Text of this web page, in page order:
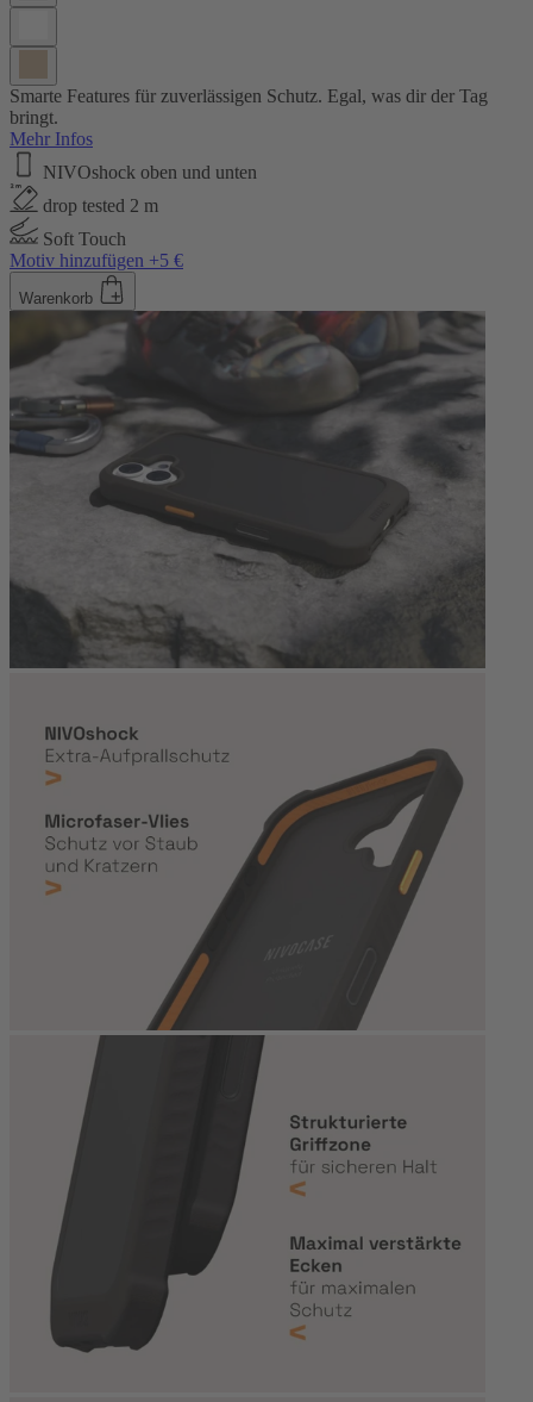
Smarte Features für zuverlässigen Schutz. Egal, was dir der Tag
bringt.
Mehr Infos
NIVOshock oben und unten
drop tested 2 m
Soft Touch
Motiv hinzufügen +5 €
Warenkorb